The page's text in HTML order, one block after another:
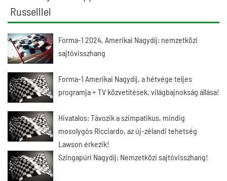
Russelllel
Forma-1 2024, Amerikai Nagydíj: nemzetközi
sajtóvisszhang
Forma-1 Amerikai Nagydíj, a hétvége teljes
programja + TV közvetítések, világbajnokság állása!
Hivatalos: Távozik a szimpatikus, mindig
mosolygós Ricciardo, az új-zélandi tehetség
Lawson érkezik!
Szingapúri Nagydíj: Nemzetközi sajtóvisszhang!